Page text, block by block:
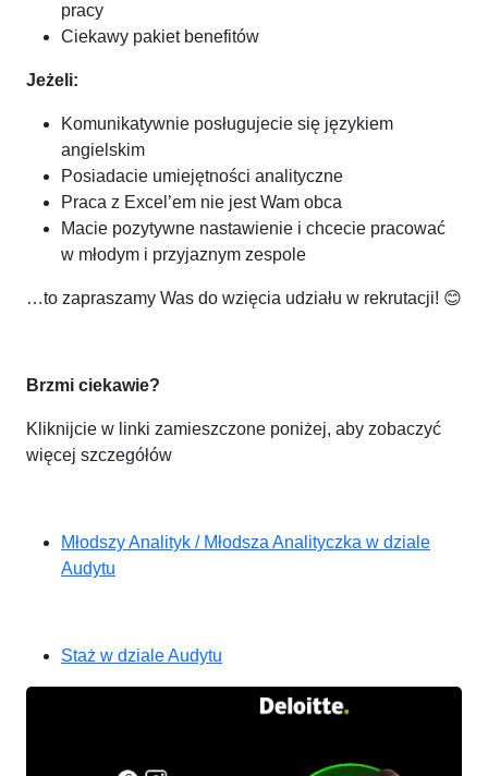
pracy
Ciekawy pakiet benefitów
Jeżeli:
Komunikatywnie posługujecie się językiem
angielskim
Posiadacie umiejętności analityczne
Praca z Excel’em nie jest Wam obca
Macie pozytywne nastawienie i chcecie pracować
w młodym i przyjaznym zespole
…to zapraszamy Was do wzięcia udziału w rekrutacji! 😊
Brzmi ciekawie?
Kliknijcie w linki zamieszczone poniżej, aby zobaczyć
więcej szczegółów
Młodszy Analityk / Młodsza Analityczka w dziale
Audytu
Staż w dziale Audytu